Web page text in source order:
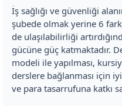
İş sağlığı ve güvenliği
şubede olmak yerine 6
de ulaşılabilirliği
gücüne güç katmaktadır.
modeli ile yapılması,
derslere bağlanması için
ve para tasarrufuna katkı